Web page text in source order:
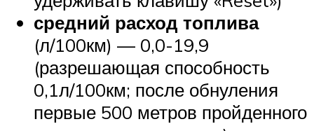
средний расход топлива
(л/100км) — 0,0-19,9
(разрешающая способность
0,1л/100км; после обнуления
первые 500 метров пройденного